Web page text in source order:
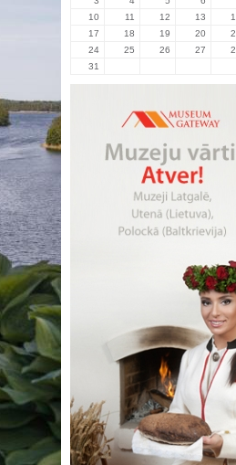
10
11 12 13
17
18 19 20
24
25 26 27
31